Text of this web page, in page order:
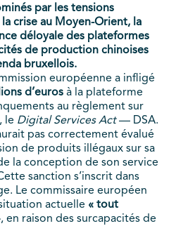
par les tensions
crise au Moyen-Orient, la
déloyale des plateformes
de production chinoises
bruxellois.
européenne a infligé
d’euros à la plateforme
au règlement sur
le Digital Services Act— DSA.
pas correctement évalué
de produits illégaux sur sa
la conception de son service
sanction s’inscrit dans
Le commissaire européen
actuelle « tout
, en raison des surcapacités de